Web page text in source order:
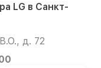
LG в Санкт-
д. 72